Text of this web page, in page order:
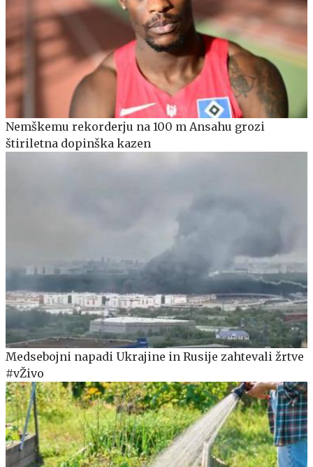
Nemškemu rekorderju na 100 m Ansahu grozi
štiriletna dopinška kazen
Medsebojni napadi Ukrajine in Rusije zahtevali žrtve
#vŽivo